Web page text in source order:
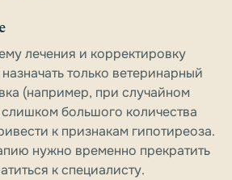
лечения и корректировку
только ветеринарный
(например, при случайном
большого количества
к признакам гипотиреоза.
нужно временно прекратить
к специалисту.